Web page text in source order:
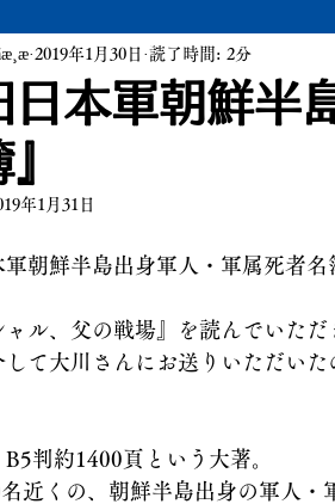
どるアジア・太平洋戦争
る本
日本軍朝鮮半
2019年1月30日 読了時間: 2分
年1月31日
軍朝鮮半島出身軍人・軍属死者
ャル、父の戦場』を読んでいた
して大川さんにお送りいただい
判約1400頁という大著。
近くの、朝鮮半島出身の軍人・